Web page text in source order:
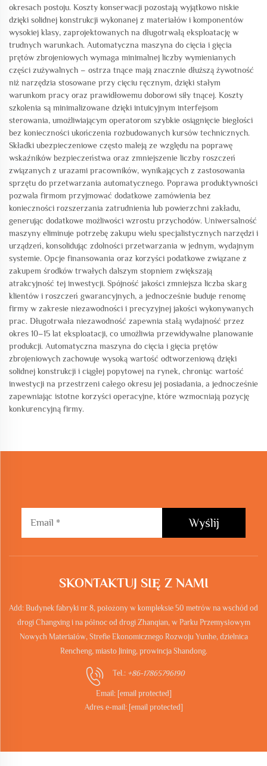
okresach postoju. Koszty konserwacji pozostają wyjątkowo niskie
dzięki solidnej konstrukcji wykonanej z materiałów i komponentów
wysokiej klasy, zaprojektowanych na długotrwałą eksploatację w
trudnych warunkach. Automatyczna maszyna do cięcia i gięcia
prętów zbrojeniowych wymaga minimalnej liczby wymienianych
części zużywalnych – ostrza tnące mają znacznie dłuższą żywotność
niż narzędzia stosowane przy cięciu ręcznym, dzięki stałym
warunkom pracy oraz prawidłowemu doborowi siły tnącej. Koszty
szkolenia są minimalizowane dzięki intuicyjnym interfejsom
sterowania, umożliwiającym operatorom szybkie osiągnięcie biegłości
bez konieczności ukończenia rozbudowanych kursów technicznych.
Składki ubezpieczeniowe często maleją ze względu na poprawę
wskaźników bezpieczeństwa oraz zmniejszenie liczby roszczeń
związanych z urazami pracowników, wynikających z zastosowania
sprzętu do przetwarzania automatycznego. Poprawa produktywności
pozwala firmom przyjmować dodatkowe zamówienia bez
konieczności rozszerzania zatrudnienia lub powierzchni zakładu,
generując dodatkowe możliwości wzrostu przychodów. Uniwersalność
maszyny eliminuje potrzebę zakupu wielu specjalistycznych narzędzi i
urządzeń, konsolidując zdolności przetwarzania w jednym, wydajnym
systemie. Opcje finansowania oraz korzyści podatkowe związane z
zakupem środków trwałych dalszym stopniem zwiększają
atrakcyjność tej inwestycji. Spójność jakości zmniejsza liczba skarg
klientów i roszczeń gwarancyjnych, a jednocześnie buduje renomę
firmy w zakresie niezawodności i precyzyjnej jakości wykonywanych
prac. Długotrwała niezawodność zapewnia stałą wydajność przez
okres 10–15 lat eksploatacji, co umożliwia przewidywalne planowanie
produkcji. Automatyczna maszyna do cięcia i gięcia prętów
zbrojeniowych zachowuje wysoką wartość odtworzeniową dzięki
solidnej konstrukcji i ciągłej popytowej na rynek, chroniąc wartość
inwestycji na przestrzeni całego okresu jej posiadania, a jednocześnie
zapewniając istotne korzyści operacyjne, które wzmocniają pozycję
konkurencyjną firmy.
Wyślij
SKONTAKTUJ SIĘ Z NAMI
Add: Budynek fabryki nr 8, położony w kompleksie 50 metrów na wschód od
drogi Changxing i na północ od drogi Zhanqian, w Parku Przemysłowym
Nowych Materiałów, Strefie Ekonomicznego Rozwoju Yunhe, dzielnica
Rencheng, miasto Jining, prowincja Shandong.
Tel.: +86-17865796190
Email: [email protected]
Adres e-mail: [email protected]